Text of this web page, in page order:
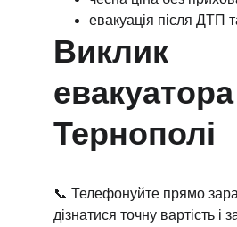
евакуація після ДТП
Виклик
Тернополі
📞 Телефонуйте прямо
дізнатися точну вартість і